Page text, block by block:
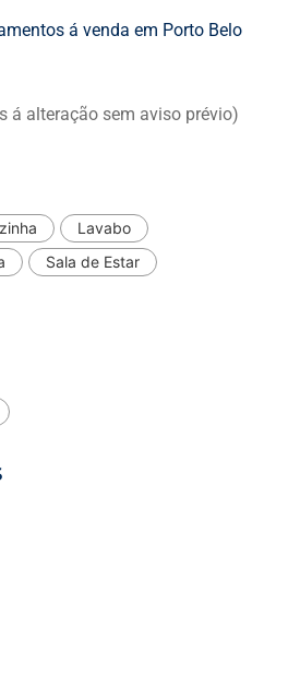
á venda em Porto Belo
á alteração sem aviso prévio)
Lavabo
Sala de Estar